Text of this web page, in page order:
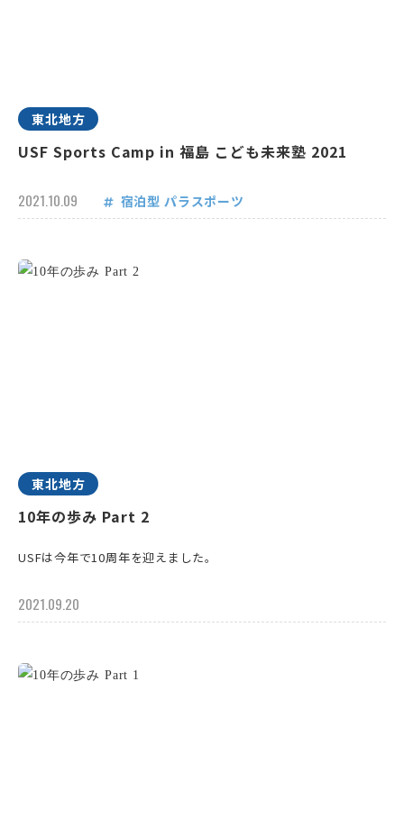
東北地方
USF Sports Camp in 福島 こども未来塾 2021
2021.10.09 宿泊型 パラスポーツ
東北地方
10年の歩み Part 2
USFは今年で10周年を迎えました。
2021.09.20